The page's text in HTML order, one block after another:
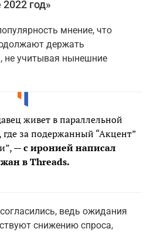
год»
мнение, что
держать
не учитывая нынешние
живет в параллельной
где за подержанный “Акцент”
—с иронией написал
в Threads.
ведь ожидания
снижению спроса,